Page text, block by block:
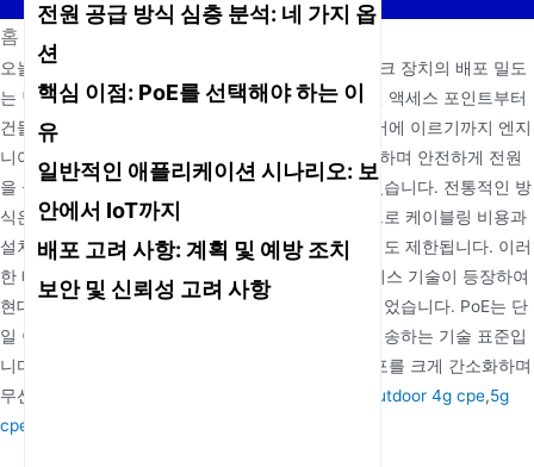
홈
전원 공급 방식 심층 분석: 네 가지 옵
션
핵심 이점: PoE를 선택해야 하는 이
유
일반적인 애플리케이션 시나리오: 보
안에서 IoT까지
배포 고려 사항: 계획 및 예방 조치
보안 및 신뢰성 고려 사항
오늘날 고도로 상호 연결된 디지털 세상에서 네트워크 장치의 배포 밀도
는 날마다 증가하고 있습니다. 사무실 모퉁이의 무선 액세스 포인트부터
건물 주변의 보안 카메라, 스마트 빌딩의 다양한 센서에 이르기까지 엔지
니어와 운영 직원은 이러한 장치에 효율적이고 깔끔하며 안전하게 전원
을 공급하는 방법에 대한 실제적인 문제에 직면해 있습니다. 전통적인 방
식은 각 장치에 별도의 전원 케이블을 연결해야 하므로 케이블링 비용과
설치 복잡성이 증가할 뿐만 아니라 장치 배치 유연성도 제한됩니다. 이러
한 배경 속에서 PoE(Power over Ethernet) 인터페이스 기술이 등장하여
현대 네트워크 인프라에서 없어서는 안 될 부분이 되었습니다. PoE는 단
일 이더넷 케이블을 통해 전원과 데이터를 동시에 전송하는 기술 표준입
니다. 별도의 전원 케이블을 없애 네트워크 장치 배포를 크게 간소화하며
무선 액세스 포인트, 네트워크 카메라, IoT 터미널,
outdoor 4g cpe,5g
cpe outdoor